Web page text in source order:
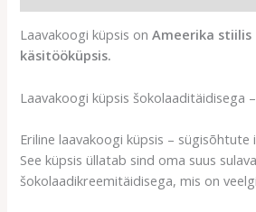
Laavakoogi küpsis onAmeerika stiilis
käsitööküpsis.
Laavakoogi küpsis šokolaaditäidisega
Eriline laavakoogi küpsis – sügisõhtute
See küpsis üllatab sind oma suus
šokolaadikreemitäidisega, mis on